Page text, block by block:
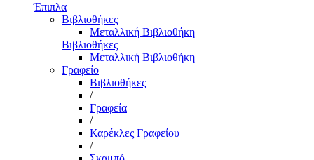
Έπιπλα
Βιβλιοθήκες
Μεταλλική Βιβλιοθήκη
Βιβλιοθήκες
Μεταλλική Βιβλιοθήκη
Γραφείο
Βιβλιοθήκες
/
Γραφεία
/
Καρέκλες Γραφείου
/